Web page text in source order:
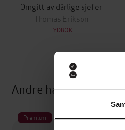
Omgitt av dårlige sjefer
Thomas Erikson
LYDBOK
Andre har også kjøpt
Premium